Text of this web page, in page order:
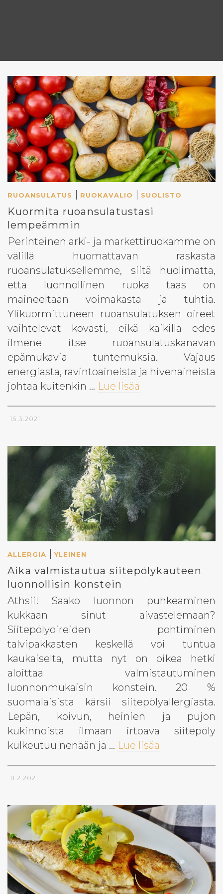
RUOANSULATUS RUOKAVALIO SUOLISTO
Kuormita ruoansulatustasi
lempeämmin
Perinteinen arki- ja markettiruokamme on
välillä huomattavan raskasta
ruoansulatuksellemme, siitä huolimatta,
että luonnollinen ruoka taas on
maineeltaan voimakasta ja tuhtia.
Ylikuormittuneen ruoansulatuksen oireet
vaihtelevat kovasti, eikä kaikilla edes
ilmene itse ruoansulatuskanavan
epämukavia tuntemuksia. Vajaus
energiasta, ravintoaineista ja hivenaineista
johtaa kuitenkin … Lue lisää
15.3.2021
ALLERGIA |YLEINEN
Aika valmistautua siitepölykauteen
luonnollisin konstein
Athsii! Saako luonnon puhkeaminen
kukkaan sinut aivastelemaan?
Siitepölyoireiden pohtiminen
talvipakkasten keskellä voi tuntua
kaukaiselta, mutta nyt on oikea hetki
aloittaa valmistautuminen
luonnonmukaisin konstein. 20 %
suomalaisista kärsii siitepölyallergiasta.
Lepän, koivun, heinien ja pujon
kukinnoista ilmaan irtoava siitepöly
kulkeutuu nenään ja … Lue lisää
11.2.2021